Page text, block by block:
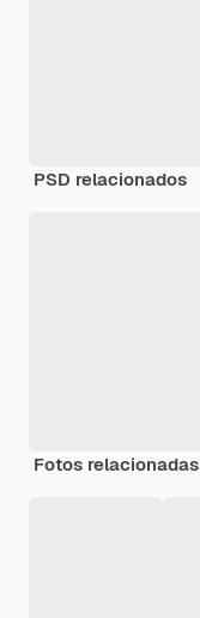
PSD relacionados
Fotos relacionadas